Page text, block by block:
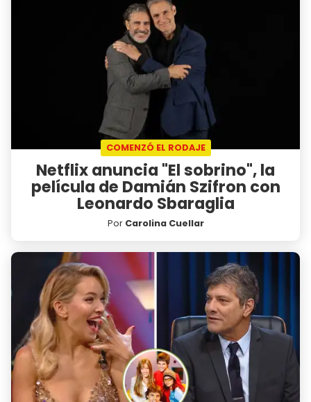
COMENZÓ EL RODAJE
Netflix anuncia "El sobrino", la
película de Damián Szifron con
Leonardo Sbaraglia
Por Carolina Cuellar